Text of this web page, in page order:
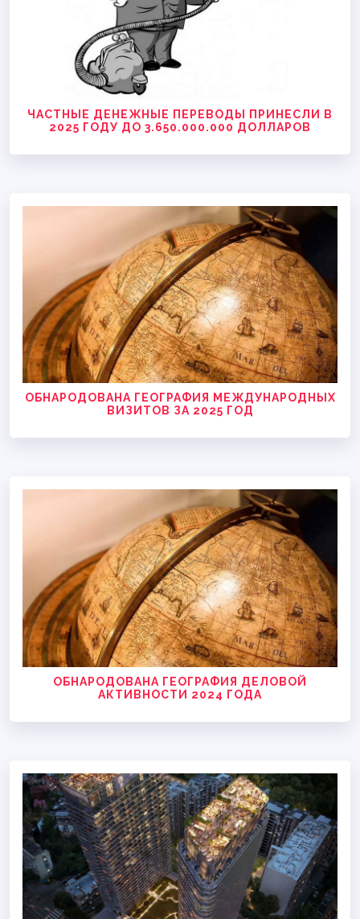
ЧАСТНЫЕ ДЕНЕЖНЫЕ ПЕРЕВОДЫ ПРИНЕСЛИ В
2025 ГОДУ ДО 3.650.000.000 ДОЛЛАРОВ
ОБНАРОДОВАНА ГЕОГРАФИЯ МЕЖДУНАРОДНЫХ
ВИЗИТОВ ЗА 2025 ГОД
ОБНАРОДОВАНА ГЕОГРАФИЯ ДЕЛОВОЙ
АКТИВНОСТИ 2024 ГОДА